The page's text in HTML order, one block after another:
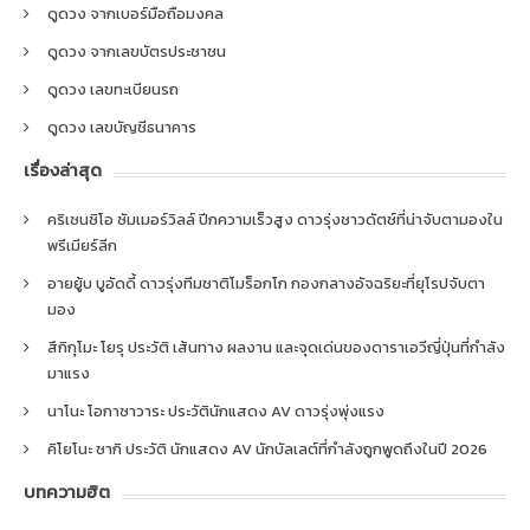
ดูดวง จากเบอร์มือถือมงคล
ดูดวง จากเลขบัตรประชาชน
ดูดวง เลขทะเบียนรถ
ดูดวง เลขบัญชีธนาคาร
เรื่องล่าสุด
คริเซนซิโอ ซัมเมอร์วิลล์ ปีกความเร็วสูง ดาวรุ่งชาวดัตช์ที่น่าจับตามองใน
พรีเมียร์ลีก
อายยู้บ บูอัดดี้ ดาวรุ่งทีมชาติโมร็อกโก กองกลางอัจฉริยะที่ยุโรปจับตา
มอง
สึกิกุโมะ โยรุ ประวัติ เส้นทาง ผลงาน และจุดเด่นของดาราเอวีญี่ปุ่นที่กำลัง
มาแรง
นาโนะ โอกาซาวาระ ประวัตินักแสดง AV ดาวรุ่งพุ่งแรง
คิโยโนะ ซากิ ประวัติ นักแสดง AV นักบัลเลต์ที่กำลังถูกพูดถึงในปี 2026
บทความฮิต